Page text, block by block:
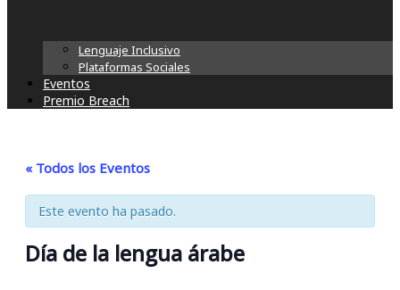
Lenguaje Inclusivo
Plataformas Sociales
Eventos
Premio Breach
« Todos los Eventos
Este evento ha pasado.
Día de la lengua árabe